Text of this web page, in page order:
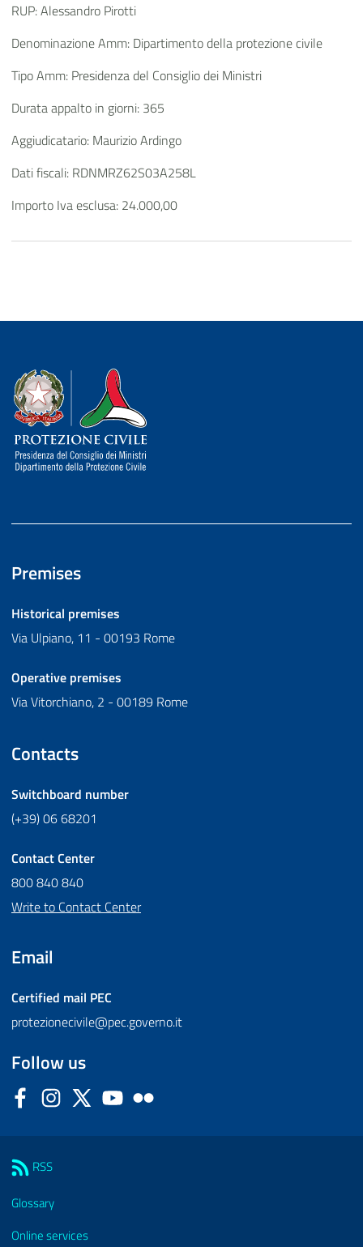
RUP: Alessandro Pirotti
Denominazione Amm: Dipartimento della protezione civile
Tipo Amm: Presidenza del Consiglio dei Ministri
Durata appalto in giorni: 365
Aggiudicatario: Maurizio Ardingo
Dati fiscali: RDNMRZ62S03A258L
Importo Iva esclusa: 24.000,00
Dipartimento della Protezione Civile
Premises
Historical premises
Via Ulpiano, 11 - 00193 Rome
Operative premises
Via Vitorchiano, 2 - 00189 Rome
Contacts
Switchboard number
(+39) 06 68201
Contact Center
800 840 840
Write to Contact Center
Email
Certified mail PEC
protezionecivile@pec.governo.it
Follow us
FacebookInstagram
Twitter YouTube
RSS
Glossary
Online services